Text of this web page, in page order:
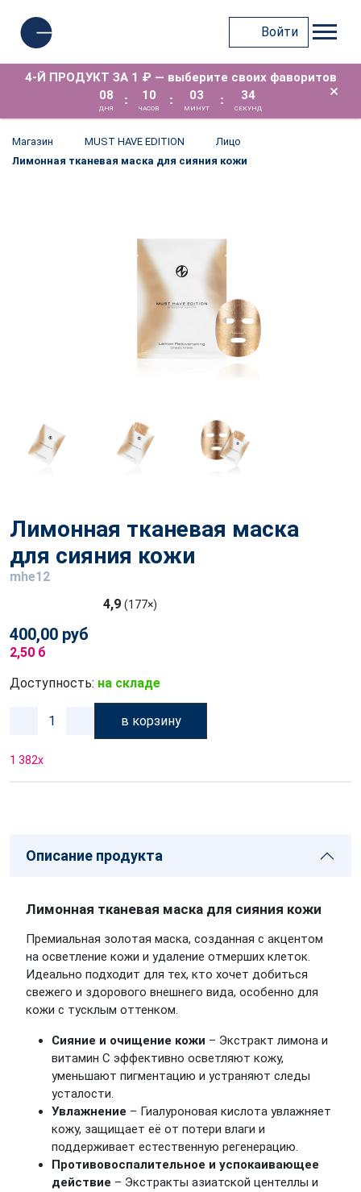
Войти
4-Й ПРОДУКТ ЗА 1 ₽ — выберите своих фаворитов
08
ДНЯ
: 10
ЧАСОВ
: 03
МИНУТ
: 34
СЕКУНД
×
Магазин MUST HAVE EDITION
Лицо
Лимонная тканевая маска для сияния кожи
Лимонная тканевая маска
для сияния кожи
mhe12
4,9 (177×)
400,00 руб
2,50 б
Доступность: на складе
в корзину
1 382x
Описание продукта
Лимонная тканевая маска для сияния кожи
Премиальная золотая маска, созданная с акцентом
на осветление кожи и удаление отмерших клеток.
Идеально подходит для тех, кто хочет добиться
свежего и здорового внешнего вида, особенно для
кожи с тусклым оттенком.
Сияние и очищение кожи – Экстракт лимона и
витамин С эффективно осветляют кожу,
уменьшают пигментацию и устраняют следы
усталости.
Увлажнение – Гиалуроновая кислота увлажняет
кожу, защищает её от потери влаги и
поддерживает естественную регенерацию.
Противовоспалительное и успокаивающее
действие – Экстракты азиатской центеллы и